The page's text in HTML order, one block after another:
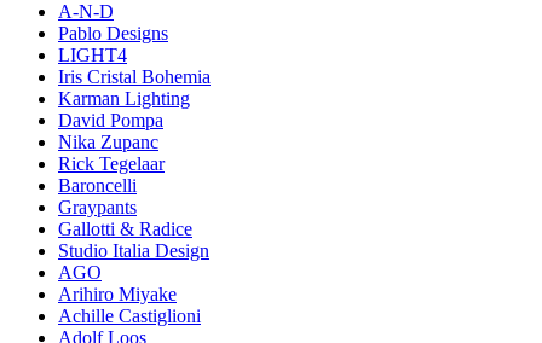
A-N-D
Pablo Designs
LIGHT4
Iris Cristal Bohemia
Karman Lighting
David Pompa
Nika Zupanc
Rick Tegelaar
Baroncelli
Graypants
Gallotti & Radice
Studio Italia Design
AGO
Arihiro Miyake
Achille Castiglioni
Adolf Loos